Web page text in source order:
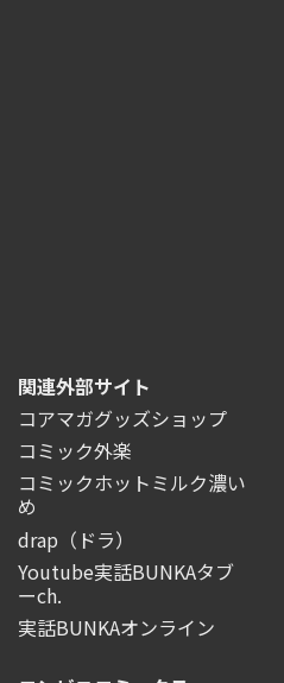
関連外部サイト
コアマガグッズショップ
コミック外楽
コミックホットミルク濃い
め
drap（ドラ）
Youtube実話BUNKAタブ
ーch.
実話BUNKAオンライン